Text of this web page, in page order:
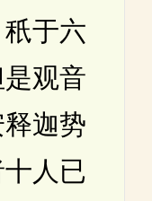
于六
观音
迦势
人已